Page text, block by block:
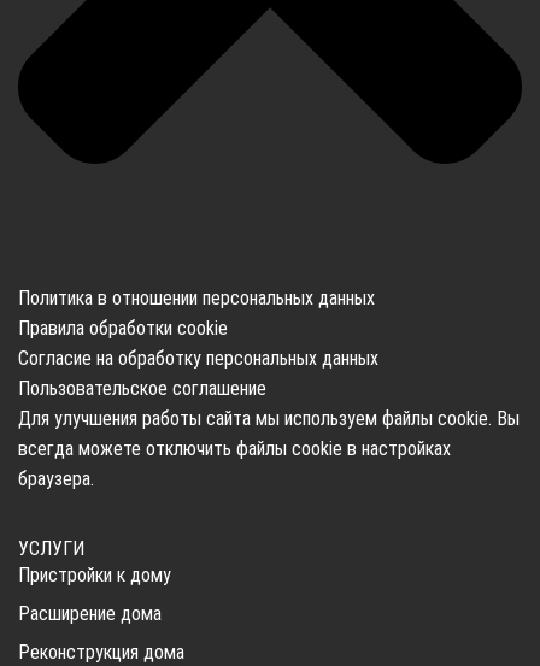
Политика в отношении персональных данных
Правила обработки cookie
Согласие на обработку персональных данных
Пользовательское соглашение
Для улучшения работы сайта мы используем файлы cookie. Вы
всегда можете отключить файлы cookie в настройках
браузера.
УСЛУГИ
Пристройки к дому
Расширение дома
Реконструкция дома